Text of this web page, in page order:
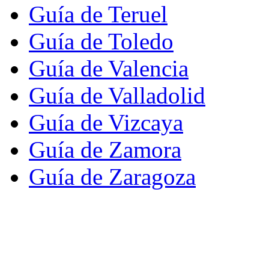
Guía de Teruel
Guía de Toledo
Guía de Valencia
Guía de Valladolid
Guía de Vizcaya
Guía de Zamora
Guía de Zaragoza